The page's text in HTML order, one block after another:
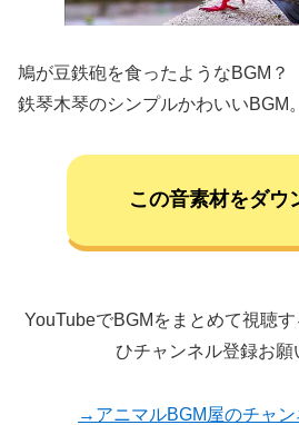
鳩が豆鉄砲を食ったようなBGM？
鉄琴木琴のシンプルかわいいBGM。
この音素材をダウ
YouTubeでBGMをまとめて視聴
ひチャンネル登録お願
→アニマルBGM屋のチャ